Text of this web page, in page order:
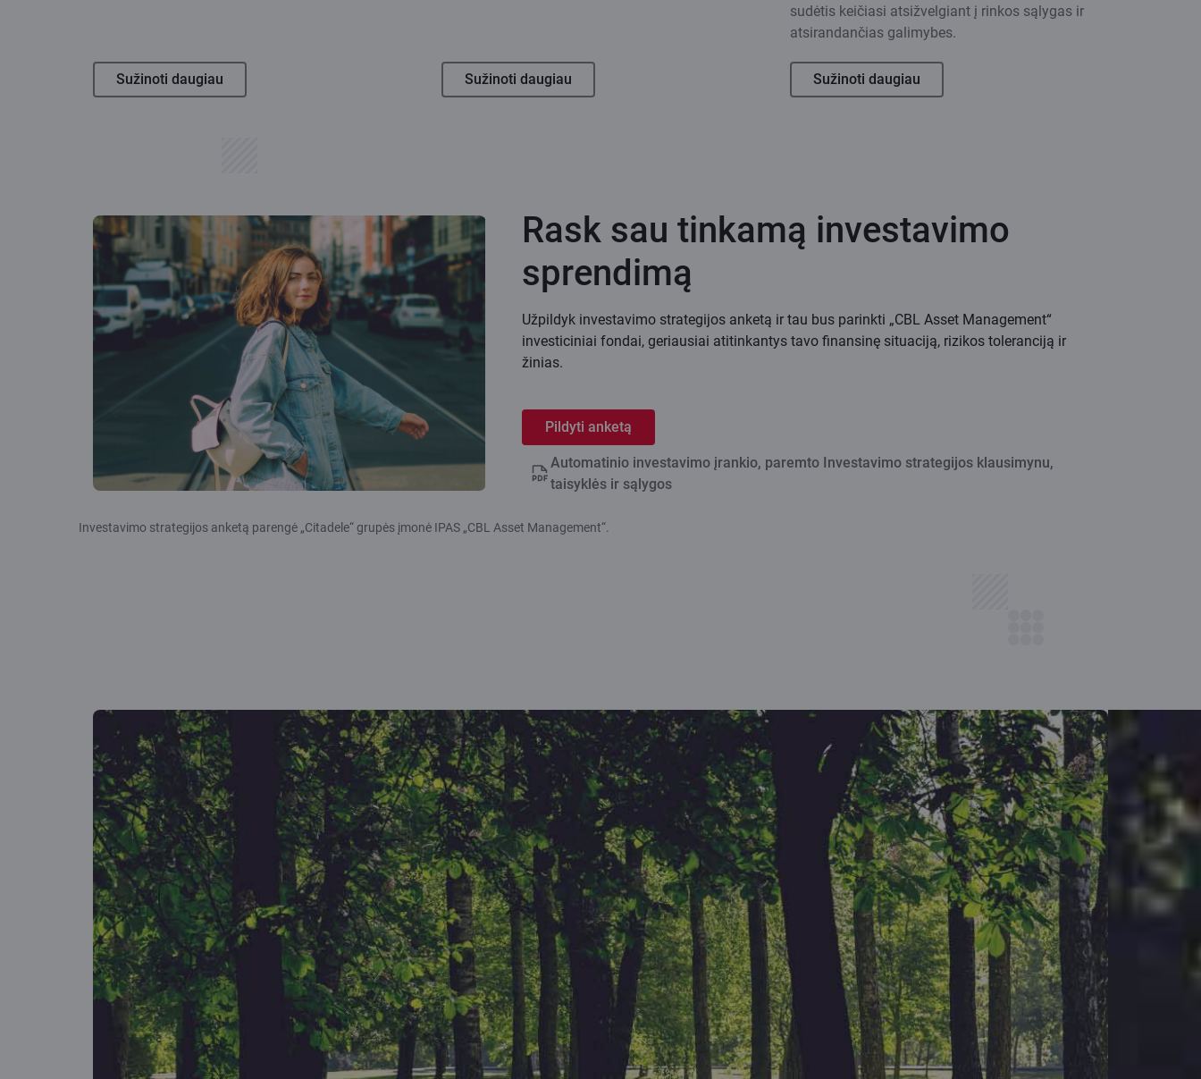
Sužinoti daugiau Sužinoti daugiau
sudėtis keičiasi atsižvelgiant į rinkos sąlygas ir
atsirandančias galimybes.
Sužinoti daugiau
Rask sau tinkamą investavimo
sprendimą
Užpildyk investavimo strategijos anketą ir tau bus parinkti „CBL Asset Management“
investiciniai fondai, geriausiai atitinkantys tavo finansinę situaciją, rizikos toleranciją ir
žinias.
Pildyti anketą
Automatinio investavimo įrankio, paremto Investavimo strategijos klausimynu,
taisyklės ir sąlygos
Investavimo strategijos anketą parengė „Citadele“ grupės įmonė IPAS „CBL Asset Management“.